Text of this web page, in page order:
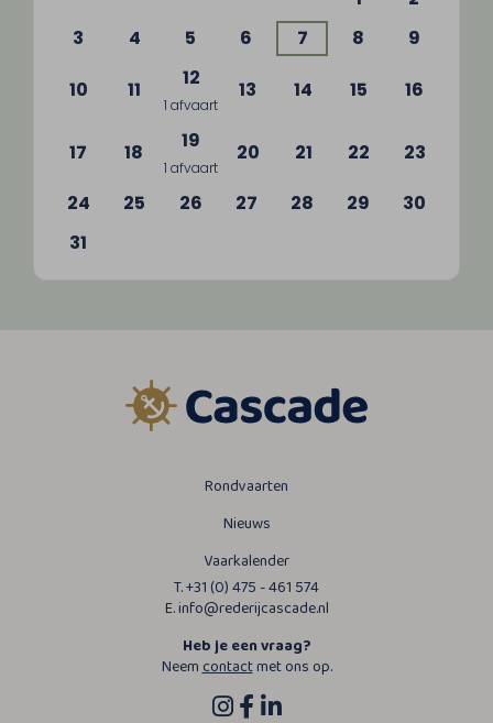
3
4 5 6 7 8 9
10 11 12
1 afvaart
13 14 15 16
17 18 19
1 afvaart
20 21 22 23
24 25 26 27 28 29
30
31
Rondvaarten
Nieuws
Vaarkalender
T. +31 (0) 475 - 461 574
E. info@rederijcascade.nl
Heb je een vraag?
Neemcontactmet ons op.